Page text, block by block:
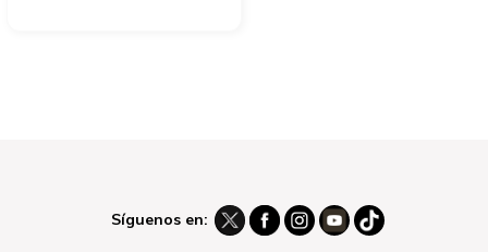
Síguenos en: